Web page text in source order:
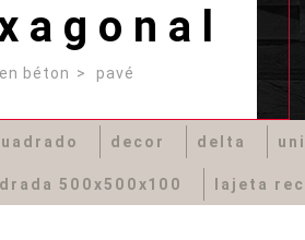
béton pavé
decor delta uni
500x500x100 lajeta